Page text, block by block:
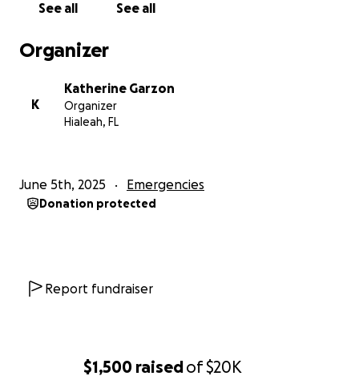
$1,500 raisedof$20K
medicamentos de la tiroides, insumos de
ensure advance y pañales. Cuando quieren me
Agradezco a las personas que puedan aportar para
Gracias!!!
See all See all
Organizer
K
Katherine Garzon
Organizer
Hialeah, FL
June 5th, 2025 Emergencies
Donation protected
Report fundraiser